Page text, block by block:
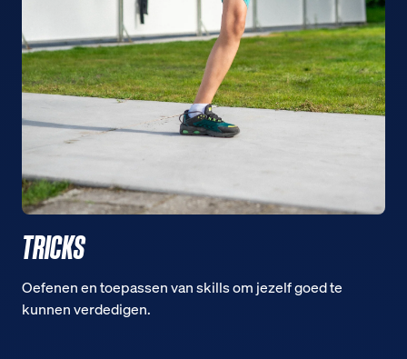
TRICKS
Oefenen en toepassen van skills om jezelf goed te
kunnen verdedigen.